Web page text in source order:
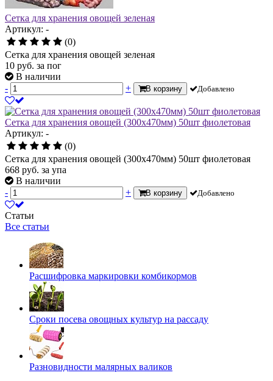
Сетка для хранения овощей зеленая
Артикул: -
(0)
Сетка для хранения овощей зеленая
10 руб. за пог
В наличии
-
+ В корзину Добавлено
Сетка для хранения овощей (300х470мм) 50шт фиолетовая
Артикул: -
(0)
Сетка для хранения овощей (300х470мм) 50шт фиолетовая
668 руб. за упа
В наличии
-
+ В корзину Добавлено
Статьи
Все статьи
Расшифровка маркировки комбикормов
Сроки посева овощных культур на рассаду
Разновидности малярных валиков